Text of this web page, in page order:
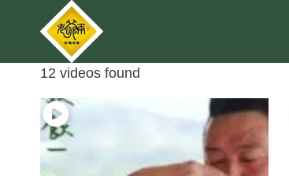
12 videos found